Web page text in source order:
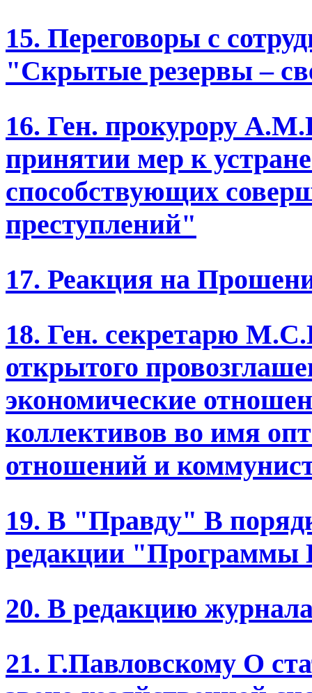
15. Переговоры с
"Скрытые резервы –
16. Ген. прокурору
принятии мер к
способствующих
преступлений"
17. Реакция на
18. Ген. секретарю
открытого
экономические
коллективов во имя
отношений и
19. В "Правду" В
редакции
20. В редакцию
21. Г.Павловскому О